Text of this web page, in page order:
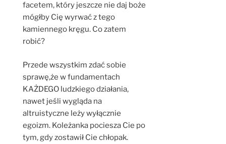
facetem, który jeszcze nie daj boże
mógłby Cię wyrwać z tego
kamiennego kręgu. Co zatem
robić?
Przede wszystkim zdać sobie
sprawę,że w fundamentach
KAŻDEGO ludzkiego działania,
nawet jeśli wygląda na
altruistyczne leży wyłącznie
egoizm. Koleżanka pociesza Cie po
tym, gdy zostawił Cie chłopak.